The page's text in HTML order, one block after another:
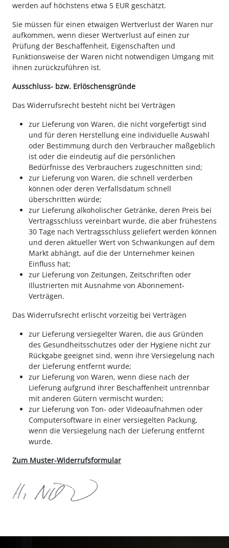
werden auf höchstens etwa 5 EUR geschätzt.
Sie müssen für einen etwaigen Wertverlust der Waren nur
aufkommen, wenn dieser Wertverlust auf einen zur
Prüfung der Beschaffenheit, Eigenschaften und
Funktionsweise der Waren nicht notwendigen Umgang mit
ihnen zurückzuführen ist.
Ausschluss- bzw. Erlöschensgründe
Das Widerrufsrecht besteht nicht bei Verträgen
zur Lieferung von Waren, die nicht vorgefertigt sind
und für deren Herstellung eine individuelle Auswahl
oder Bestimmung durch den Verbraucher maßgeblich
ist oder die eindeutig auf die persönlichen
Bedürfnisse des Verbrauchers zugeschnitten sind;
zur Lieferung von Waren, die schnell verderben
können oder deren Verfallsdatum schnell
überschritten würde;
zur Lieferung alkoholischer Getränke, deren Preis bei
Vertragsschluss vereinbart wurde, die aber frühestens
30 Tage nach Vertragsschluss geliefert werden können
und deren aktueller Wert von Schwankungen auf dem
Markt abhängt, auf die der Unternehmer keinen
Einfluss hat;
zur Lieferung von Zeitungen, Zeitschriften oder
Illustrierten mit Ausnahme von Abonnement-
Verträgen.
Das Widerrufsrecht erlischt vorzeitig bei Verträgen
zur Lieferung versiegelter Waren, die aus Gründen
des Gesundheitsschutzes oder der Hygiene nicht zur
Rückgabe geeignet sind, wenn ihre Versiegelung nach
der Lieferung entfernt wurde;
zur Lieferung von Waren, wenn diese nach der
Lieferung aufgrund ihrer Beschaffenheit untrennbar
mit anderen Gütern vermischt wurden;
zur Lieferung von Ton- oder Videoaufnahmen oder
Computersoftware in einer versiegelten Packung,
wenn die Versiegelung nach der Lieferung entfernt
wurde.
Zum Muster-Widerrufsformular